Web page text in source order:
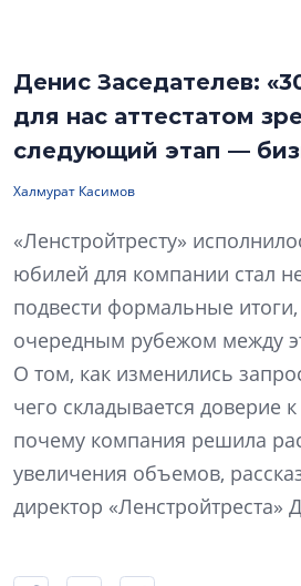
Денис Заседателев:
для нас аттестатом
следующий этап —
Халмурат Касимов
«Ленстройтресту»
юбилей для компании стал
подвести формальные итоги,
очередным рубежом между
О том, как изменились
чего складывается доверие
почему компания решила
увеличения объемов,
директор «Ленстройтреста»